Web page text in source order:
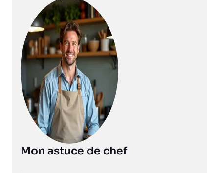
Mon astuce de chef